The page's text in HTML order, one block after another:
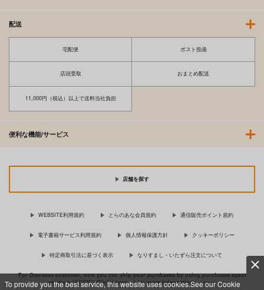
To provide you the best service, this website uses cookies.See our Cookie
配送
宅配便 ポスト投函
店頭受取 おまとめ配送
11,000円（税込）以上で送料当社負担
便利な機能/サービス
店舗を探す
WEBSITE利用規約 とらのあな会員規約 通信販売ポイント規約
電子書籍サービス利用規約 個人情報保護方針 クッキーポリシー
特定商取引法に基づく表示 なりすまし・いたずら注文について
For Overseas customer, now you can ship your purchases by using purchases agent
services “AOCS”! Click {more…} for more information …more